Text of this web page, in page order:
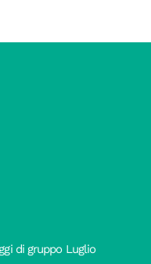
di gruppo Luglio